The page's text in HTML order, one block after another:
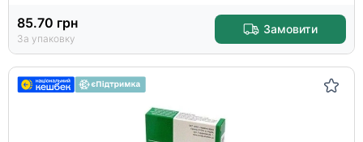
85.70 грн
За упаковку
Замовити